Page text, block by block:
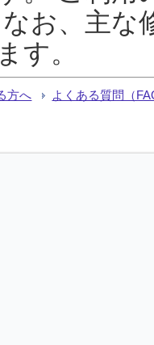
お、主な
す。
方へ よくある質問（